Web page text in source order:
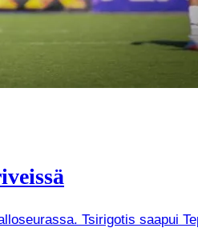
Tsirigotis saapui